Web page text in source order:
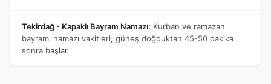
Tekirdağ - Kapaklı Bayram Namazı: Kurban ve ramazan
bayramı namazı vakitleri, güneş doğduktan 45-50 dakika
sonra başlar.